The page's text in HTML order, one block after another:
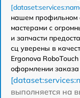
нашем профильном
мастерами с
и запчасти
сц уверены в
Ergonova
оформлении
выполняется на